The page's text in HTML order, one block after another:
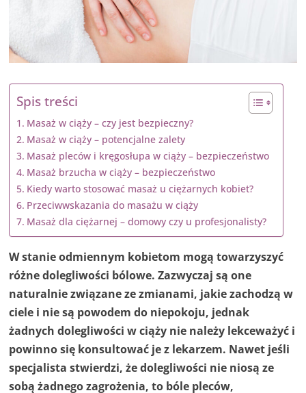
Spis treści
Masaż w ciąży – czy jest bezpieczny?
Masaż w ciąży – potencjalne zalety
Masaż pleców i kręgosłupa w ciąży – bezpieczeństwo
Masaż brzucha w ciąży – bezpieczeństwo
Kiedy warto stosować masaż u ciężarnych kobiet?
Przeciwwskazania do masażu w ciąży
Masaż dla ciężarnej – domowy czy u profesjonalisty?
W stanie odmiennym kobietom mogą towarzyszyć
różne dolegliwości bólowe. Zazwyczaj są one
naturalnie związane ze zmianami, jakie zachodzą w
ciele i nie są powodem do niepokoju, jednak
żadnych dolegliwości w ciąży nie należy lekceważyć i
powinno się konsultować je z lekarzem. Nawet jeśli
specjalista stwierdzi, że dolegliwości nie niosą ze
sobą żadnego zagrożenia, to bóle pleców,